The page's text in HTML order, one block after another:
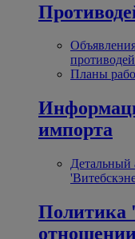
Планы
импорта
Политика